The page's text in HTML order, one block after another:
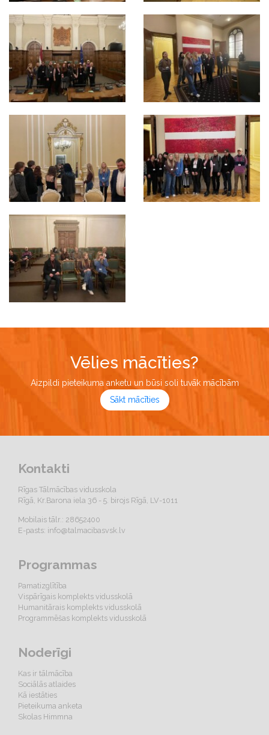
Vēlies mācīties?
Aizpildi pieteikuma anketu un būsi soli tuvāk mācībām
Sākt mācīties
Kontakti
Rīgas Tālmācības vidusskola
Rīgā, Kr.Barona iela 36 - 5. birojs Rīgā, LV-1011
Mobilais tālr.: 28652400
E-pasts: info@talmacibasvsk.lv
Programmas
Pamatizglītība
Vispārīgais komplekts vidusskolā
Humanitārais komplekts vidusskolā
Programmēšas komplekts vidusskolā
Noderīgi
Kas ir tālmācība
Sociālās atlaides
Kā iestāties
Pieteikuma anketa
Skolas Himmna